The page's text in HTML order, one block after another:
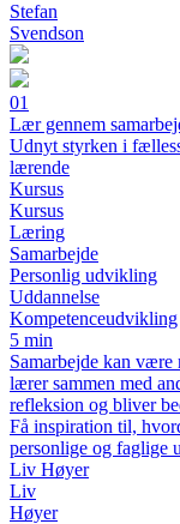
Stefan
Svendson
01
Lær gennem
Udnyt styrken i
lærende
Kursus
Kursus
Læring
Samarbejde
Personlig udvikling
Uddannelse
Kompetenceudvikling
5 min
Samarbejde kan
lærer sammen med
refleksion og bliver
Få inspiration til,
personlige og faglige
Liv Høyer
Liv
Høyer